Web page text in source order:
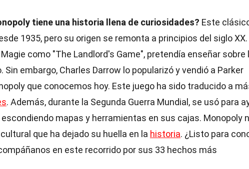
tiene una historia llena de curiosidades? Este
1935, pero su origen se remonta a principios del siglo XX.
como "The Landlord's Game", pretendía enseñar sobre
embargo, Charles Darrow lo popularizó y vendió a Parker
que conocemos hoy. Este juego ha sido traducido a
. Además, durante la Segunda Guerra Mundial, se usó para
mapas y herramientas en sus cajas. Monopoly
que ha dejado su huella en la historia. ¿Listo para
en este recorrido por sus 33 hechos más